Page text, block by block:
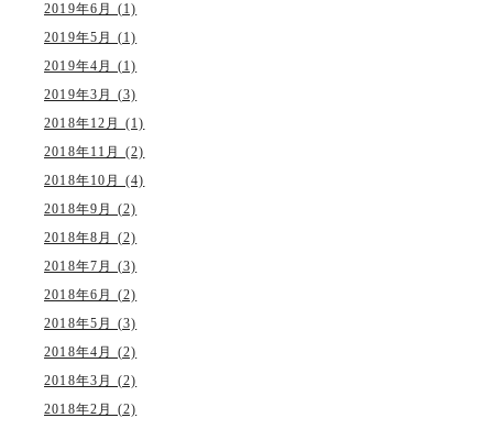
2019年6月 (1)
2019年5月 (1)
2019年4月 (1)
2019年3月 (3)
2018年12月 (1)
2018年11月 (2)
2018年10月 (4)
2018年9月 (2)
2018年8月 (2)
2018年7月 (3)
2018年6月 (2)
2018年5月 (3)
2018年4月 (2)
2018年3月 (2)
2018年2月 (2)